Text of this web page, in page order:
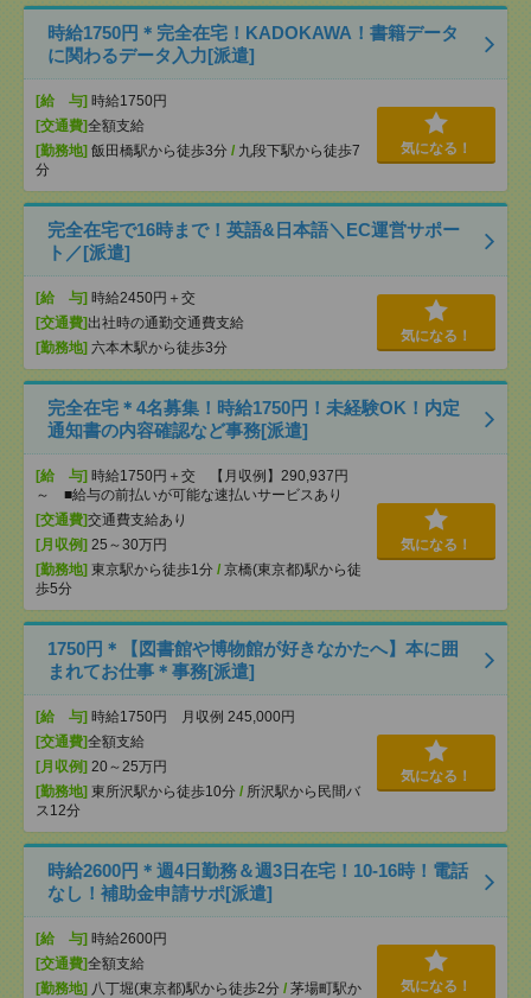
時給1750円＊完全在宅！KADOKAWA！書籍データ
に関わるデータ入力[派遣]
[給 与] 時給1750円
[交通費]全額支給
[勤務地] 飯田橋駅から徒歩3分 / 九段下駅から徒歩7
分
気になる！
完全在宅で16時まで！英語&日本語＼EC運営サポー
ト／[派遣]
[給 与] 時給2450円＋交
[交通費]出社時の通勤交通費支給
[勤務地] 六本木駅から徒歩3分
気になる！
完全在宅＊4名募集！時給1750円！未経験OK！内定
通知書の内容確認など事務[派遣]
[給 与] 時給1750円＋交 【月収例】290,937円
～ ■給与の前払いが可能な速払いサービスあり
[交通費]交通費支給あり
[月収例] 25～30万円
[勤務地] 東京駅から徒歩1分 / 京橋(東京都)駅から徒
歩5分
気になる！
1750円＊【図書館や博物館が好きなかたへ】本に囲
まれてお仕事＊事務[派遣]
[給 与] 時給1750円 月収例 245,000円
[交通費]全額支給
[月収例] 20～25万円
[勤務地] 東所沢駅から徒歩10分 / 所沢駅から民間バ
ス12分
気になる！
時給2600円＊週4日勤務＆週3日在宅！10-16時！電話
なし！補助金申請サポ[派遣]
[給 与] 時給2600円
[交通費]全額支給
[勤務地] 八丁堀(東京都)駅から徒歩2分 / 茅場町駅か
気になる！